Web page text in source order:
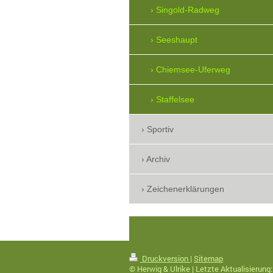
Singold-Radweg
Seeshaupt
Chiemsee-Uferweg
Staffelsee
Sportiv
Archiv
Zeichenerklärungen
Druckversion | Sitemap
© Herwig & Ulrike | Letzte